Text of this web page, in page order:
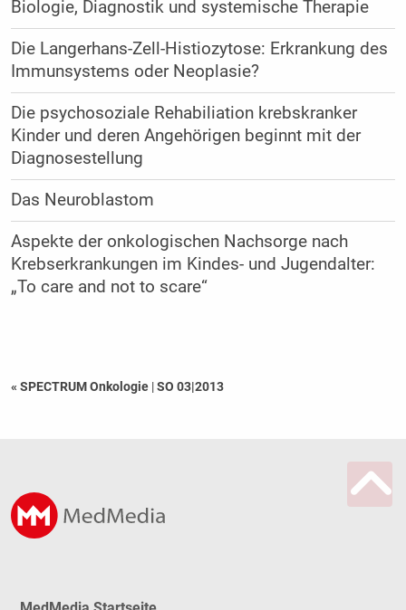
Biologie, Diagnostik und systemische Therapie
Die Langerhans-Zell-Histiozytose: Erkrankung des
Immunsystems oder Neoplasie?
Die psychosoziale Rehabiliation krebskranker
Kinder und deren Angehörigen beginnt mit der
Diagnosestellung
Das Neuroblastom
Aspekte der onkologischen Nachsorge nach
Krebserkrankungen im Kindes- und Jugendalter:
„To care and not to scare“
« SPECTRUM Onkologie |SO 03|2013